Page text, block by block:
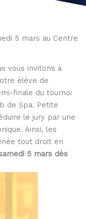
5 mars au Centre
vous invitons à
élève de
finale du tournoi
de Spa. Petite
le jury par une
Ainsi, les
tout droit en
5 mars dès